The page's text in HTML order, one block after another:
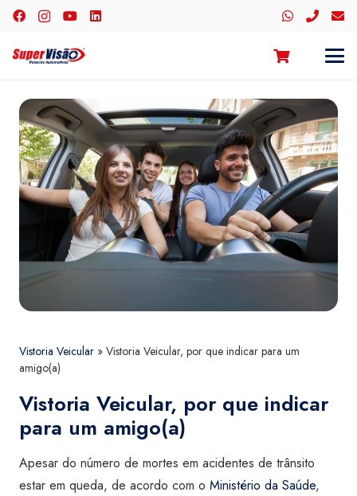
Vistoria Veicular » Vistoria Veicular, por que indicar para um
amigo(a)
Vistoria Veicular, por que indicar
para um amigo(a)
Apesar do número de mortes em acidentes de trânsito
estar em queda, de acordo com o Ministério da Saúde,